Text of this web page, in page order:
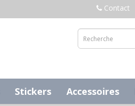
Contact
Stickers Accessoires